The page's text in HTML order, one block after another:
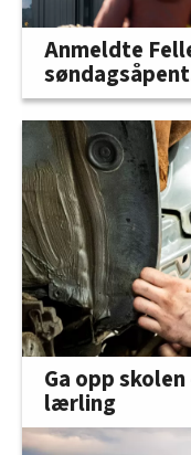
Anmeldte
Ga opp
lærling